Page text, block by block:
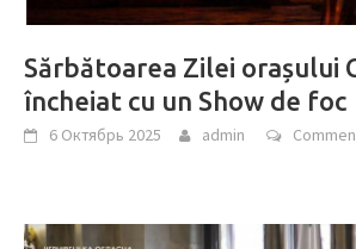
Sărbătoarea Zilei orașului
încheiat cu un Show de foc
6 Октябрь 2025 admin